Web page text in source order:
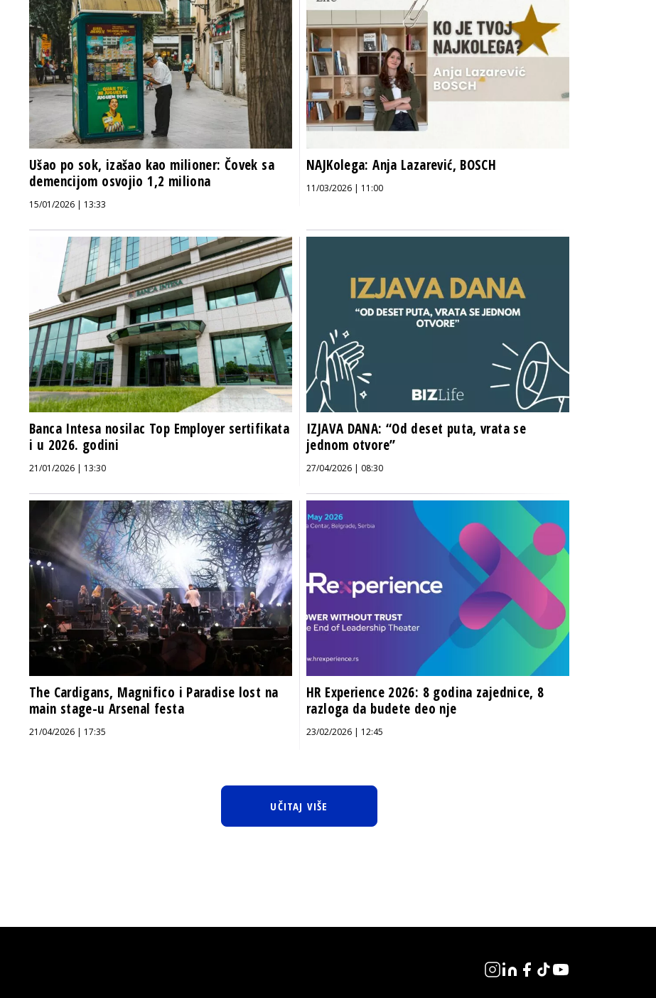
Ušao po sok, izašao kao milioner: Čovek sa
demencijom osvojio 1,2 miliona
15/01/2026 | 13:33
NAJKolega: Anja Lazarević, BOSCH
11/03/2026 | 11:00
Banca Intesa nosilac Top Employer sertifikata
i u 2026. godini
21/01/2026 | 13:30
IZJAVA DANA: “Od deset puta, vrata se
jednom otvore”
27/04/2026 | 08:30
The Cardigans, Magnifico i Paradise lost na
main stage-u Arsenal festa
21/04/2026 | 17:35
HR Experience 2026: 8 godina zajednice, 8
razloga da budete deo nje
23/02/2026 | 12:45
UČITAJ VIŠE